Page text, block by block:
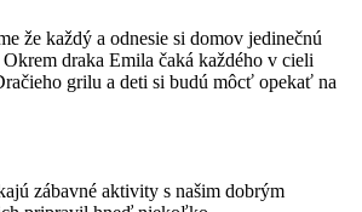
že každý a odnesie si domov jedinečnú
draka Emila čaká každého v cieli
grilu a deti si budú môcť opekať na
zábavné aktivity s našim dobrým